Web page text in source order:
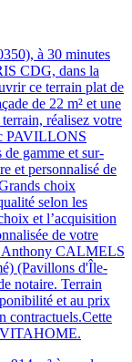
à 30 minutes
CDG, dans la
ce terrain plat de
de 22 m² et une
réalisez votre
PAVILLONS
gamme et sur-
et personnalisé de
choix
selon les
et l’acquisition
de votre
Anthony CALMELS
(Pavillons d'Île-
notaire. Terrain
et au prix
contractuels.Cette
VITAHOME.